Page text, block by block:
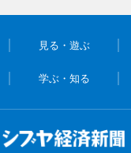
見る・遊ぶ
学ぶ・知る